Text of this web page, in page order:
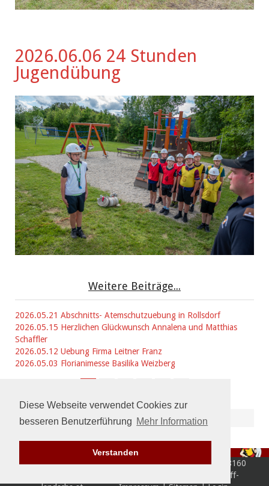
Diese Webseite verwendet Cookies zur
besseren Benutzerführung Mehr Information
Verstanden
2026.06.06 24 Stunden
Jugendübung
Weitere Beiträge...
2026.05.21 Abschnitts- Atemschutzuebung in Rollsdorf
2026.05.15 Herzlichen Glückwunsch Annalena und Matthias
Schaffler
2026.05.12 Uebung Firma Leitner Franz
2026.05.03 Florianimesse Basilika Weizberg
© Freiwillige Feuerwehr Landscha - Landscha Dorf 44 - 8160
Thannhausen - Tel: 03172/4922 - E-Mail: feuerwehr@ff-